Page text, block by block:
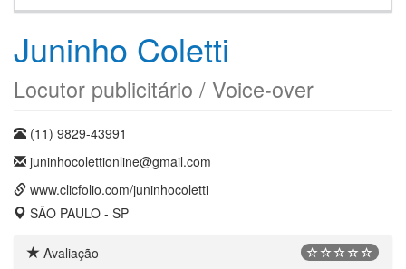
Juninho Coletti
Locutor publicitário / Voice-over
(11) 9829-43991
juninhocolettionline@gmail.com
www.clicfolio.com/juninhocoletti
SÃO PAULO - SP
Avaliação